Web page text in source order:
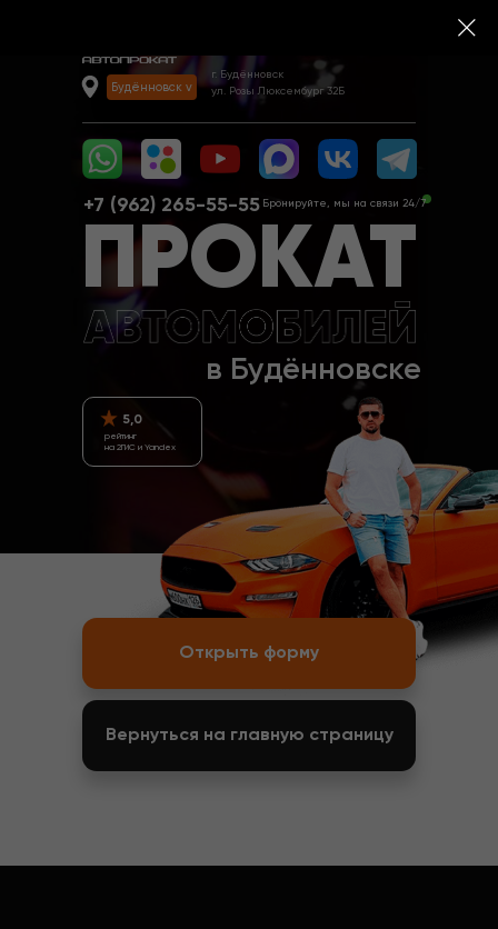
Бронируйте, мы на связи 24/7
ПРОКАТ
Открыть форму
Вернуться на главную страницу
в Будённовске
г. Будённовск
ул. Розы Люксембург 32Б
Будённовск v
5,0
рейтинг
на 2ГИС и Yandex
+7 (962) 265-55-55‬